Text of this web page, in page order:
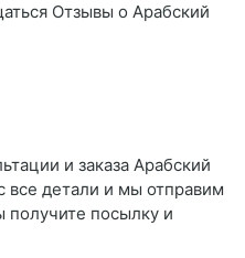
Отзывы о Арабский
и заказа Арабский
все детали и мы отправим
получите посылку и